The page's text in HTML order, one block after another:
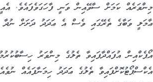
ޢާމަލީ ވަބާގެ ތެރޭގައި ވެސް އެ ޢަދަދު ދަށަށް
އޯޕެކްއިން އުފައްދާފައިވާ ތެލުގެ މިންވަރު